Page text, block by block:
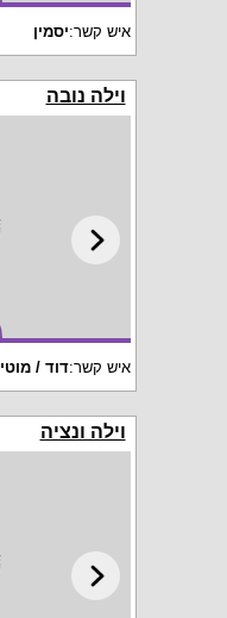
איש קשר:יסמין
וילה נובה
איש קשר:דוד / מוטי
וילה ונציה